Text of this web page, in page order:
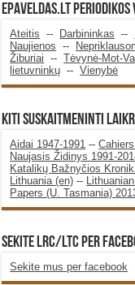
Epaveldas.LT
Ateitis -- Darbininkas --
Naujienos --
Žiburiai --Tėvynė-Mot-
lietuvninkų --Vienybė
KITI SUSKAITMENINTI
Aidai 1947-1991 --
Naujasis Židinys 1991-
Katalikų Bažnyčios
Lithuania (en) --
Papers (U. Tasmania)
SEKITE LRC/LTC PER
Sekite mus per facebook